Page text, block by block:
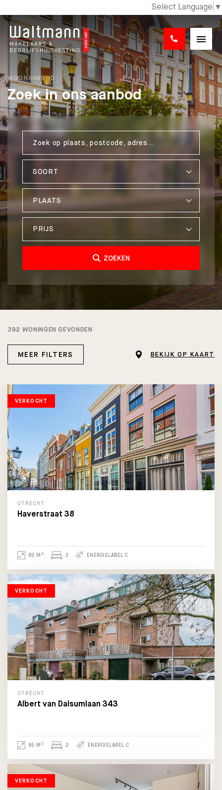
Select Language ▼
WOONAANBOD
Zoek in ons aanbod
PRIJS
ZOEKEN
392 WONINGEN GEVONDEN
MEER FILTERS BEKIJK OP KAART
VERKOCHT
UTRECHT
Haverstraat 38
85 M 2 3 ENERGIELABEL C
VERKOCHT
UTRECHT
Albert van Dalsumlaan 343
85 M 2 2 ENERGIELABEL C
VERKOCHT